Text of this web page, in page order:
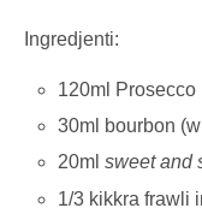
Ingredjenti:
120ml Prosecco
30ml bourbon
20mlsweet and
1/3 kikkra frawli